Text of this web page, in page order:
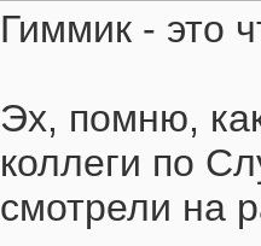
Гиммик - это
Эх, помню,
коллеги по
смотрели на